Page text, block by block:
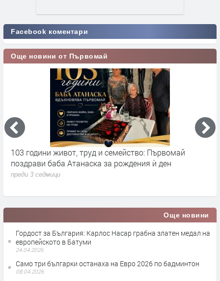
Facebook коментари
Още новини от Първомай
Над 300 участнициот всички възрасти превърнаха
Националния турнир по народна топка в празник на
семейството и спорта
Още новини
Гордост за България: Карлос Насар грабна златен медал на
европейското в Батуми
24.04.2026
Само три българки останаха на Евро 2026 по бадминтон
08.04.2026